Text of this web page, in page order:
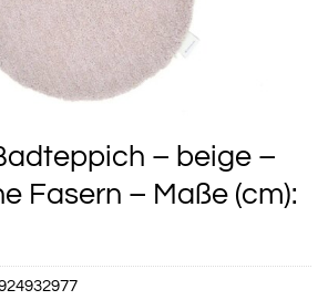
– beige –
Fasern – Maße (cm):